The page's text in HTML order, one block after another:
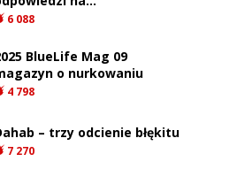
6 088
BlueLife Mag 09
o nurkowaniu
4 798
– trzy odcienie błękitu
7 270